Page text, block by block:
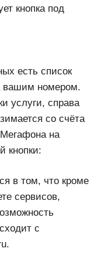
кнопка под
есть список
вашим номером.
услуги, справа
со счёта
на
кнопки:
в том, что кроме
сервисов,
с